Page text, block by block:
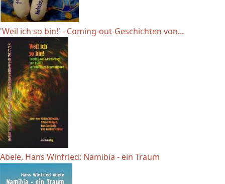
'Weil ich so bin!' - Coming-out-Geschichten von...
Abele, Hans Winfried: Namibia - ein Traum